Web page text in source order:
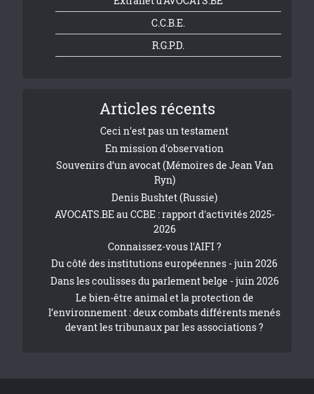
C.C.B.E.
R.G.P.D.
Articles récents
Ceci n'est pas un testament
En mission d'observation
Souvenirs d’un avocat (Mémoires de Jean Van
Ryn)
Denis Bushtet (Russie)
AVOCATS.BE au CCBE : rapport d'activités 2025-
2026
Connaissez-vous l'AIFI ?
Du côté des institutions européennes - juin 2026
Dans les coulisses du parlement belge - juin 2026
Le bien-être animal et la protection de
l’environnement : deux combats différents menés
devant les tribunaux par les associations ?